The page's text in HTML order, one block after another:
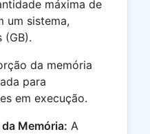
máxima de
um sistema,
(GB).
da memória
para
em execução.
Memória: A